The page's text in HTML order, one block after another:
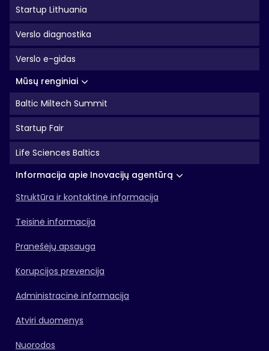
Startup Lithuania
Verslo diagnostika
Verslo e-gidas
Mūsų renginiai
Baltic Miltech Summit
Startup Fair
Life Sciences Baltics
Informacija apie Inovacijų agentūrą
Struktūra ir kontaktinė informacija
Teisinė informacija
Pranešėjų apsauga
Korupcijos prevencija
Administracinė informacija
Atviri duomenys
Nuorodos